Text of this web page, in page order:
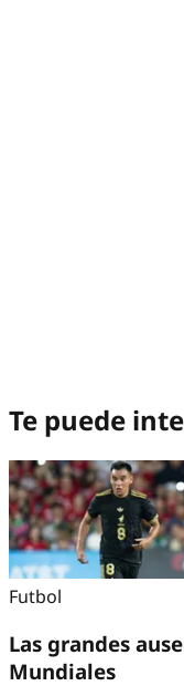
Te puede
Futbol
Las grandes
Mundiales